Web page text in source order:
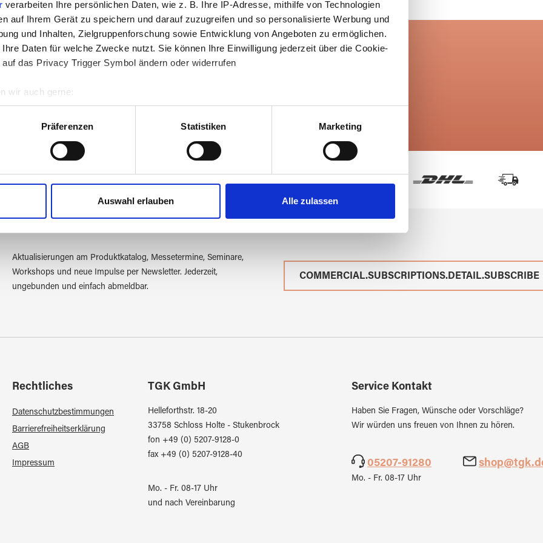
verarbeiten Ihre persönlichen Daten, wie z. B. Ihre IP-Adresse, mithilfe von Technologien
auf Ihrem Gerät zu speichern und darauf zuzugreifen und so personalisierte Werbung und
und Inhalten, Zielgruppenforschung sowie Entwicklung von Angeboten zu ermöglichen.
Daten für welche Zwecke nutzt. Sie können Ihre Einwilligung jederzeit über die Cookie-
das Privacy Trigger Symbol ändern oder widerrufen
wir auch gerne:
geografische Lage erfassen, welche bis auf einige Meter genau sein können
Scannen nach bestimmten Merkmalen (Fingerprinting) identifizieren
Ihre persönlichen Daten verarbeitet werden, und legen Sie Ihre Präferenzen imAbschnitt
und Anzeigen zu personalisieren, Funktionen für soziale Medien anbieten zu können
zu analysieren. Außerdem geben wir Informationen zu Ihrer Verwendung unserer
Präferenzen Statistiken Marketing
Auswahl erlauben Alle zulassen
Kreativ
mit Glas
Erfahrung
Produkte
Aktualisierungen am Produktkatalog, Messetermine, Seminare,
Workshops und neue Impulse per Newsletter. Jederzeit,
ungebunden und einfach abmeldbar.
COMMERCIAL.SUBSCRIPTIONS.DETAIL.SUBSCRIBE
Rechtliches
Datenschutzbestimmungen
Barrierefreiheitserklärung
AGB
Impressum
TGK GmbH
Helleforthstr. 18-20
33758 Schloss Holte - Stukenbrock
fon +49 (0) 5207-9128-0
fax +49 (0) 5207-9128-40
Mo. - Fr. 08-17 Uhr
und nach Vereinbarung
Service Kontakt
Haben Sie Fragen, Wünsche oder Vorschläge?
Wir würden uns freuen von Ihnen zu hören.
05207-91280
Mo. - Fr. 08-17 Uhr